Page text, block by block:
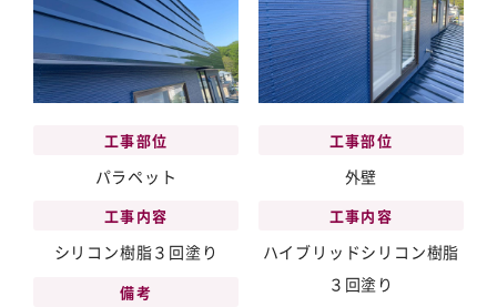
工事部位
パラペット
工事内容
シリコン樹脂３回塗り
備考
工事部位
外壁
工事内容
ハイブリッドシリコン樹脂
３回塗り